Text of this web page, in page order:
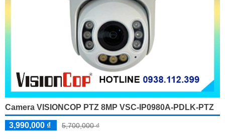
Camera VISIONCOP PTZ 8MP VSC-IP0980A-PDLK-PTZ
3,990,000 ₫ 5,700,000 ₫